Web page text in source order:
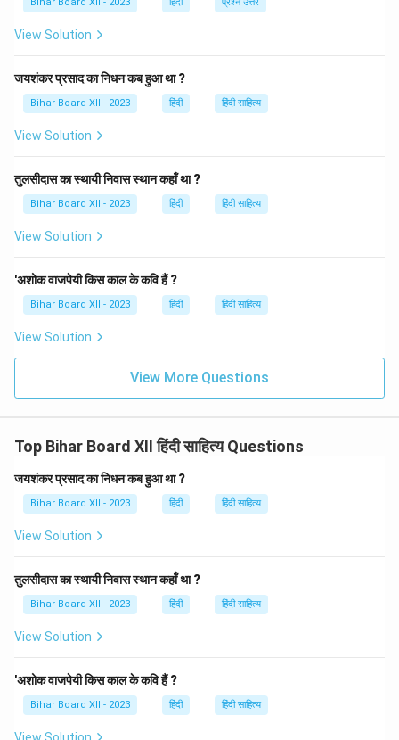
भक्तों के बीच अत्यंत लोकप्रिय हैं।
View Solution
जयशंकर प्रसाद का निधन कब हुआ था ?
Bihar Board XII - 2023 हिंदी हिंदी साहित्य
View Solution
तुलसीदास का स्थायी निवास स्थान कहाँ था ?
Bihar Board XII - 2023 हिंदी हिंदी साहित्य
View Solution
'अशोक वाजपेयी किस काल के कवि हैं ?
Bihar Board XII - 2023 हिंदी हिंदी साहित्य
View Solution
View More Questions
Top Bihar Board XII हिंदी साहित्य Questions
जयशंकर प्रसाद का निधन कब हुआ था ?
Bihar Board XII - 2023 हिंदी हिंदी साहित्य
View Solution
तुलसीदास का स्थायी निवास स्थान कहाँ था ?
Bihar Board XII - 2023 हिंदी हिंदी साहित्य
View Solution
'अशोक वाजपेयी किस काल के कवि हैं ?
Bihar Board XII - 2023 हिंदी हिंदी साहित्य